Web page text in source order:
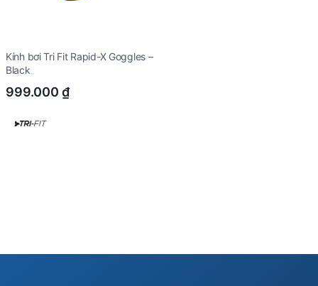
Kính bơi Tri Fit Rapid-X Goggles –
Black
999.000 ₫